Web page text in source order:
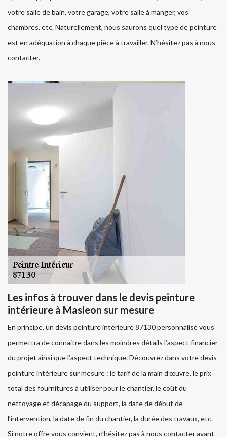
votre salle de bain, votre garage, votre salle à manger, vos
chambres, etc. Naturellement, nous saurons quel type de peinture
est en adéquation à chaque pièce à travailler. N’hésitez pas à nous
contacter.
Les infos à trouver dans le devis peinture
intérieure à Masleon sur mesure
En principe, un devis peinture intérieure 87130 personnalisé vous
permettra de connaitre dans les moindres détails l’aspect financier
du projet ainsi que l’aspect technique. Découvrez dans votre devis
peinture intérieure sur mesure : le tarif de la main d’œuvre, le prix
total des fournitures à utiliser pour le chantier, le coût du
nettoyage et décapage du support, la date de début de
l’intervention, la date de fin du chantier, la durée des travaux, etc.
Si notre offre vous convient, n’hésitez pas à nous contacter avant